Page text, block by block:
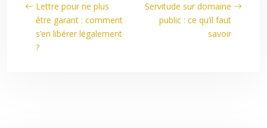
Lettre pour ne plus
être garant : comment
s’en libérer légalement
?
Servitude sur domaine
public : ce qu’il faut
savoir